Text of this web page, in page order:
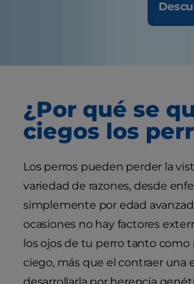
¿Por qué se
ciegos los
Los perros pueden perder la
variedad de razones, desde
simplemente por edad
ocasiones no hay factores
los ojos de tu perro tanto como
ciego, más que el contraer una